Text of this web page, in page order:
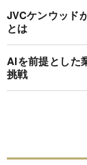
JVCケンウッド
とは
AIを前提とした
挑戦